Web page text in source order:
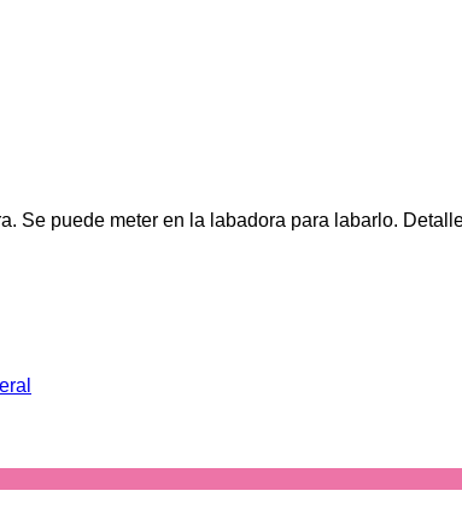
Se puede meter en la labadora para labarlo.